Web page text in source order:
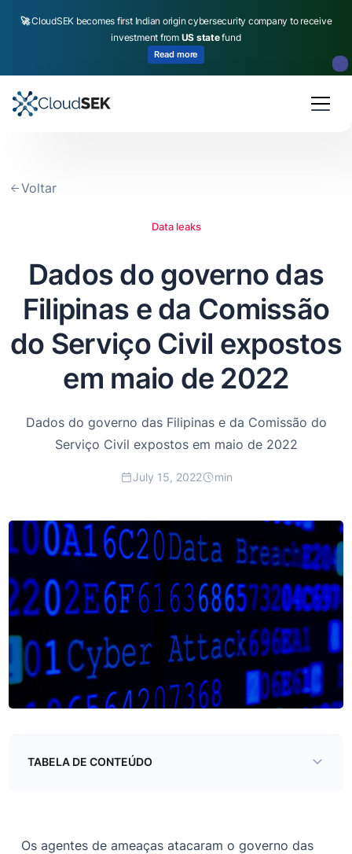
🚀CloudSEK becomes first Indian origin cybersecurity company to receive
investment from US statefund
Read more
Voltar
Data leaks
Dados do governo das
Filipinas e da Comissão
do Serviço Civil expostos
em maio de 2022
Dados do governo das Filipinas e da Comissão do
Serviço Civil expostos em maio de 2022
July 15, 2022 min
TABELA DE CONTEÚDO
Os agentes de ameaças atacaram o governo das